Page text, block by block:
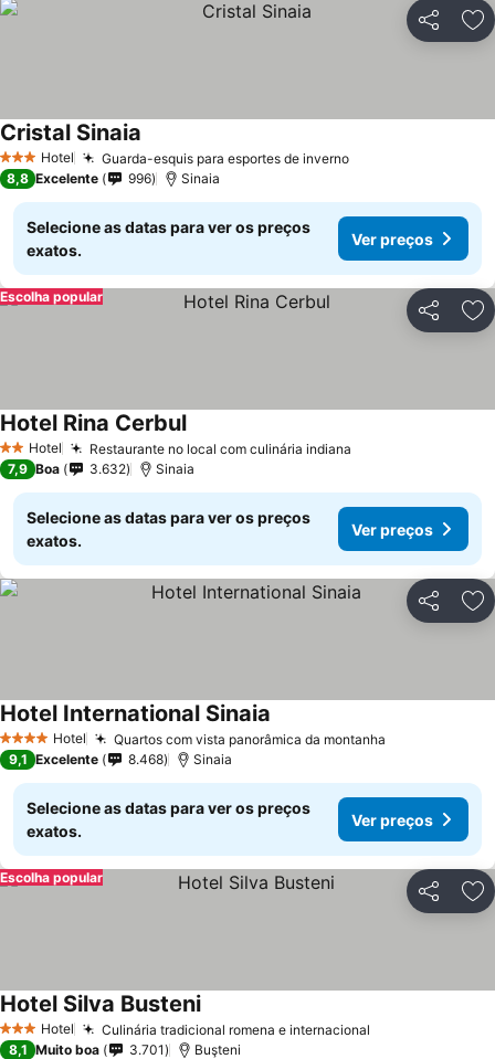
Partilhar
3 EstrelasHotel Guarda-esquis para esportes de invernoVer preços
Cristal Sinaia
8,8 Excelente 996 Sinaia
Selecione as datas para ver os preços
exatos.
Ver preços
Partilhar
Escolha popular
2 Estrelas
Hotel Restaurante no local com culinária indiana
Hotel Rina CerbulVer preços
7,9 Boa 3.632 Sinaia
Selecione as datas para ver os preços
exatos.
Ver preços
Partilhar
4 EstrelasHotel Quartos com vista panorâmica da montanha
Hotel International Sinaia
9,1 Excelente 8.468 Sinaia
Selecione as datas para ver os preços
exatos.
Ver preços
Partilhar
Escolha popular
3 EstrelasHotel Culinária tradicional romena e internacional
Hotel Silva BusteniVer preços
8,1 Muito boa 3.701 Buşteni